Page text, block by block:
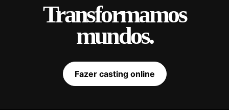
Transformamos
mundos.
Fazer casting online